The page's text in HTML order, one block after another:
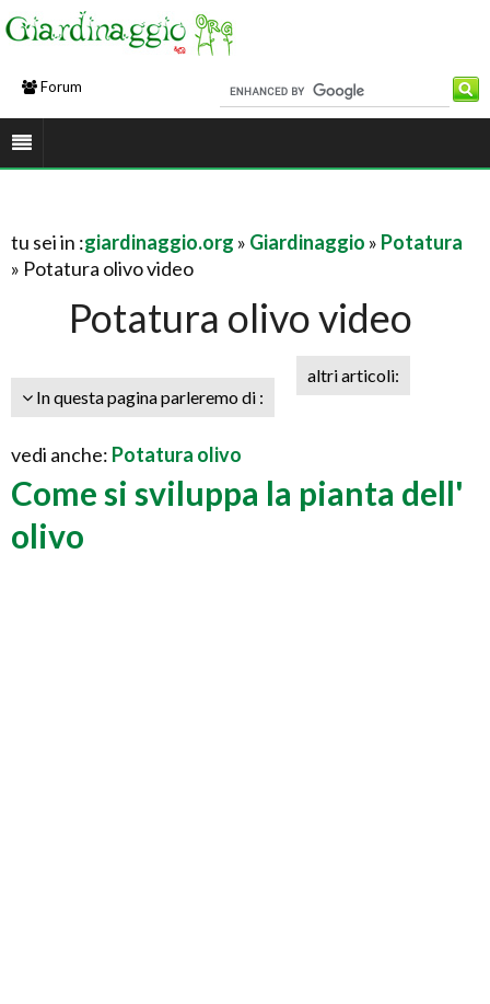
Forum
tu sei in :giardinaggio.org » Giardinaggio » Potatura
» Potatura olivo video
Potatura olivo video
In questa pagina parleremo di :
altri articoli:
vedi anche: Potatura olivo
Come si sviluppa la pianta dell'
olivo